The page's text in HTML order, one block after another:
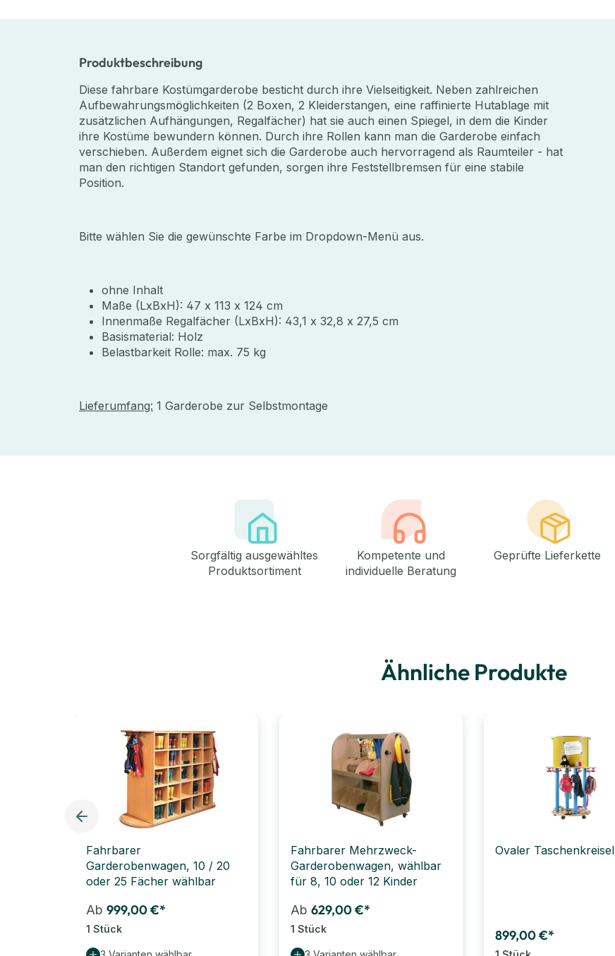
Produktbeschreibung
Diese fahrbare Kostümgarderobe besticht durch ihre Vielseitigkeit. Neben zahlreichen
Aufbewahrungsmöglichkeiten (2 Boxen, 2 Kleiderstangen, eine raffinierte Hutablage mit
zusätzlichen Aufhängungen, Regalfächer) hat sie auch einen Spiegel, in dem die Kinder
ihre Kostüme bewundern können. Durch ihre Rollen kann man die Garderobe einfach
verschieben. Außerdem eignet sich die Garderobe auch hervorragend als Raumteiler - hat
man den richtigen Standort gefunden, sorgen ihre Feststellbremsen für eine stabile
Position.
Bitte wählen Sie die gewünschte Farbe im Dropdown-Menü aus.
ohne Inhalt
Maße (LxBxH): 47 x 113 x 124 cm
Innenmaße Regalfächer (LxBxH): 43,1 x 32,8 x 27,5 cm
Basismaterial: Holz
Belastbarkeit Rolle: max. 75 kg
Lieferumfang: 1 Garderobe zur Selbstmontage
Sorgfältig ausgewähltes
Produktsortiment
Kompetente und
individuelle Beratung
Geprüfte Lieferkette
Ähnliche Produkte
Fahrbarer
Garderobenwagen, 10 / 20
oder 25 Fächer wählbar
Ab 999,00 €*
1 Stück
Fahrbarer Mehrzweck-
Garderobenwagen, wählbar
für 8, 10 oder 12 Kinder
Ab 629,00 €*
1 Stück
Ovaler Taschenkreisel
899,00 €*